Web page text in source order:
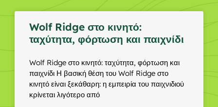
Wolf Ridge στο κινητό:
ταχύτητα, φόρτωση και παιχνίδι
Wolf Ridge στο κινητό: ταχύτητα, φόρτωση και
παιχνίδι Η βασική θέση του Wolf Ridge στο
κινητό είναι ξεκάθαρη: η εμπειρία του παιχνιδιού
κρίνεται λιγότερο από